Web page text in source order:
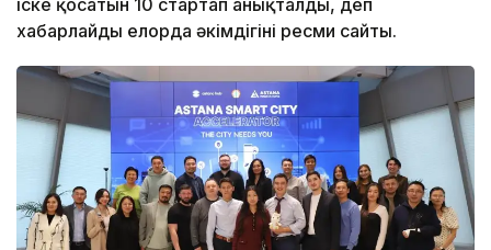
іске қосатын 10 стартап анықталды, деп
хабарлайды елорда әкімдігінің ресми сайты.